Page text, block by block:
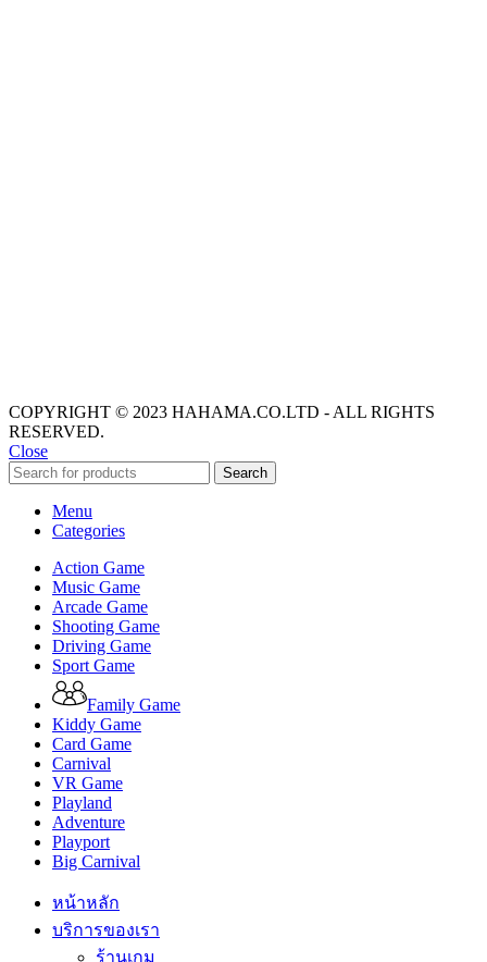
COPYRIGHT © 2023 HAHAMA.CO.LTD - ALL RIGHTS
RESERVED.
Close
Search
Menu
Categories
Action Game
Music Game
Arcade Game
Shooting Game
Driving Game
Sport Game
Family Game
Kiddy Game
Card Game
Carnival
VR Game
Playland
Adventure
Playport
Big Carnival
หน้าหลัก
บริการของเรา
ร้านเกม